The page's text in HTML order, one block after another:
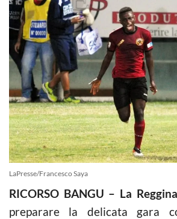
LaPresse/Francesco Saya
RICORSO BANGU – La Reggina
preparare la delicata gara